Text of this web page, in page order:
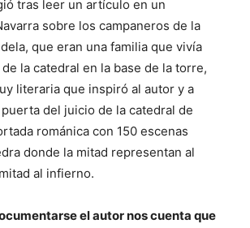
tras leer un artículo en un
sobre los campaneros de la
que eran una familia que vivía
la catedral en la base de la torre,
literaria que inspiró al autor y a
del juicio de la catedral de
románica con 150 escenas
donde la mitad representan al
al infierno.
el autor nos cuenta que